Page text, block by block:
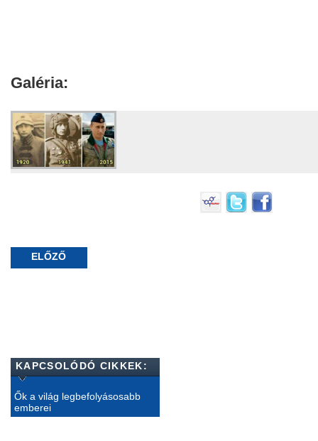
Galéria:
ELŐZŐ
KAPCSOLÓDÓ CIKKEK:
Ők a világ legbefolyásosabb
emberei